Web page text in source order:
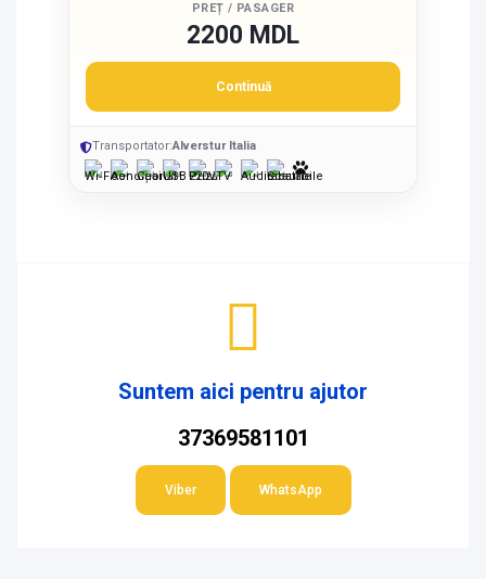
PREȚ / PASAGER
2200 MDL
Continuă
Transportator:Alverstur Italia
Suntem aici pentru ajutor
37369581101
Viber WhatsApp